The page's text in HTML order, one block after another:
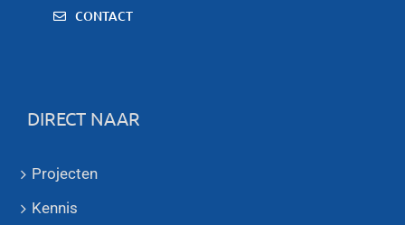
CONTACT
DIRECT NAAR
Projecten
Kennis